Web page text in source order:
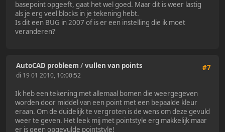
basepoint opgeeft, gaat het wel goed. Maar dit is weer lastig
als je erg veel blocks in je tekening hebt.
Is dit een BUG in 2007 of is er een instelling die ik moet
veranderen?
#7
AutoCAD probleem /vullen van points
di 19 01 2010, 10:00:52
Ik heb een tekening met allemaal bomen die weergegeven
worden door middel van een point met een bepaalde kleur
eraan. Om de duidelijk te vergroten is de wens om deze gevuld
weer te geven. Het leek mij met pointstyle erg makkelijk maar
er is geen opgevulde pointstyle!